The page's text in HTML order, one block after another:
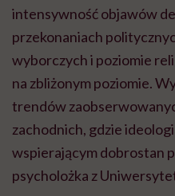
intensywność objawów
przekonaniach
wyborczych i poziomie
na zbliżonym poziomie.
trendów
zachodnich, gdzie
wspierającym dobrostan
psycholożka z